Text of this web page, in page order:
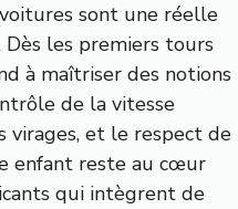
sont une réelle
les premiers tours
à maîtriser des notions
de la vitesse
et le respect de
enfant reste au cœur
qui intègrent de